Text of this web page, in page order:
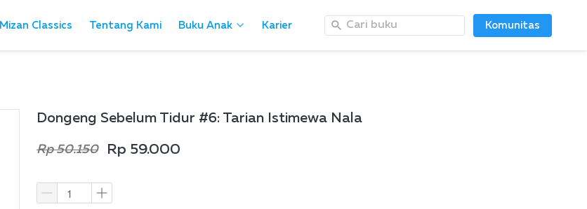
Mizan Classics Tentang Kami Buku Anak Karier Cari buku Komunitas
Mizan Classics Tentang Kami Buku Anak Karier Cari buku Komunitas
Dongeng Sebelum Tidur #6: Tarian Istimewa Nala
Rp 50.150 Rp 59.000